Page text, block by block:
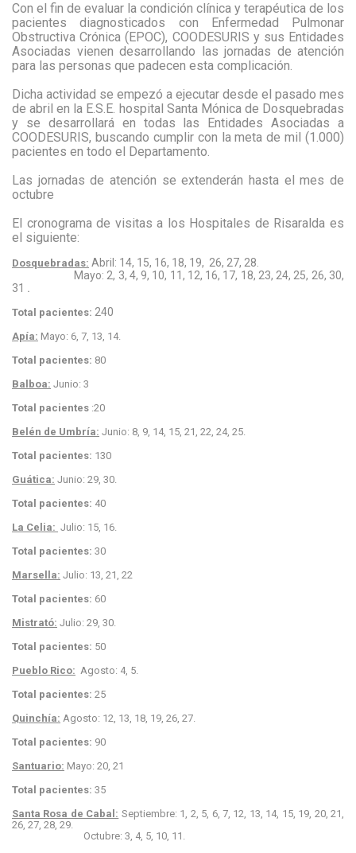
Con el fin de evaluar la condición clínica y terapéutica de los
pacientes diagnosticados con Enfermedad Pulmonar
Obstructiva Crónica (EPOC), COODESURIS y sus Entidades
Asociadas vienen desarrollando las jornadas de atención
para las personas que padecen esta complicación.
Dicha actividad se empezó a ejecutar desde el pasado mes
de abril en la E.S.E. hospital Santa Mónica de Dosquebradas
y se desarrollará en todas las Entidades Asociadas a
COODESURIS, buscando cumplir con la meta de mil (1.000)
pacientes en todo el Departamento.
Las jornadas de atención se extenderán hasta el mes de
octubre
El cronograma de visitas a los Hospitales de Risaralda es
el siguiente:
Dosquebradas: Abril: 14, 15, 16, 18, 19, 26, 27, 28.
Mayo: 2, 3, 4, 9, 10, 11, 12, 16, 17, 18, 23, 24, 25, 26, 30,
31 .
Total pacientes: 240
Apía: Mayo: 6, 7, 13, 14.
Total pacientes: 80
Balboa: Junio: 3
Total pacientes :20
Belén de Umbría: Junio: 8, 9, 14, 15, 21, 22, 24, 25.
Total pacientes: 130
Guática: Junio: 29, 30.
Total pacientes: 40
La Celia: Julio: 15, 16.
Total pacientes: 30
Marsella: Julio: 13, 21, 22
Total pacientes: 60
Mistrató: Julio: 29, 30.
Total pacientes: 50
Pueblo Rico: Agosto: 4, 5.
Total pacientes: 25
Quinchía: Agosto: 12, 13, 18, 19, 26, 27.
Total pacientes: 90
Santuario: Mayo: 20, 21
Total pacientes: 35
Santa Rosa de Cabal: Septiembre: 1, 2, 5, 6, 7, 12, 13, 14, 15, 19, 20, 21,
26, 27, 28, 29.
Octubre: 3, 4, 5, 10, 11.